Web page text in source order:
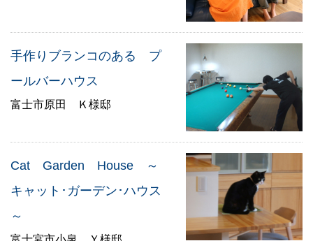
手作りブランコのある プ
ールバーハウス
富士市原田 Ｋ様邸
Cat Garden House ～
キャット･ガーデン･ハウス
～